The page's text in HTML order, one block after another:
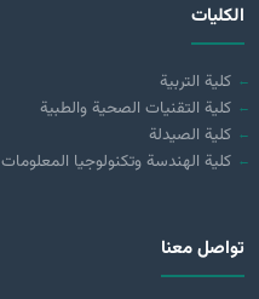
الكليات
كلية التربية
كلية التقنيات الصحية والطبية
كلية الصيدلة
كلية الهندسة وتكنولوجيا المعلومات
تواصل معنا